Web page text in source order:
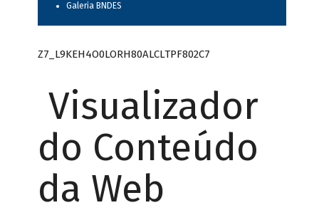
Galeria BNDES
Z7_L9KEH4O0LORH80ALCLTPF802C7
Visualizador
do Conteúdo
da Web